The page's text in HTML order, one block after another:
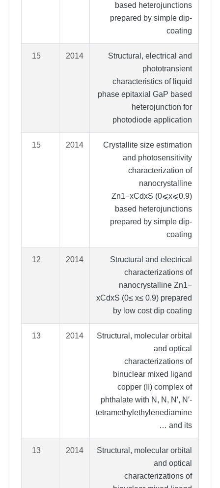
based heterojunctions
prepared by simple dip-
coating
Structural, electrical and
phototransient
characteristics of liquid
phase epitaxial GaP based
heterojunction for
photodiode application
2014
15
Crystallite size estimation
and photosensitivity
characterization of
nanocrystalline
Zn1−xCdxS (0⩽x⩽0.9)
based heterojunctions
prepared by simple dip-
coating
2014
15
Structural and electrical
characterizations of
nanocrystalline Zn1−
xCdxS (0≤ x≤ 0.9) prepared
by low cost dip coating
2014
12
Structural, molecular orbital
and optical
characterizations of
binuclear mixed ligand
copper (II) complex of
phthalate with N, N, N′, N′-
tetramethylethylenediamine
and its …
2014
13
Structural, molecular orbital
and optical
characterizations of
2014
13